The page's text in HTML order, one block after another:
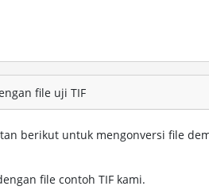
file uji TIF
berikut untuk mengonversi file
file contoh TIF kami.